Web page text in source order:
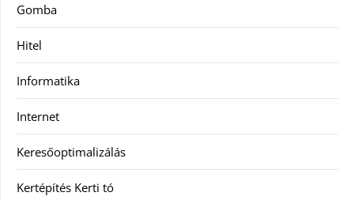
Gomba
Hitel
Informatika
Internet
Keresőoptimalizálás
Kertépítés Kerti tó